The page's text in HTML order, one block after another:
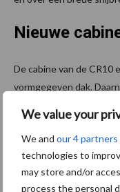
We value your
We and our 4 partners
technologies to
may store and/or
process the personal
Nieuwe
De cabine van de CR10
vormgegeven dak.
buurt van de
upgrades. De
Intelliview 12-terminals
de rechterconsole